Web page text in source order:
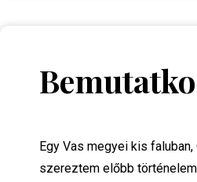
Egy Vas megyei kis
szereztem előbb